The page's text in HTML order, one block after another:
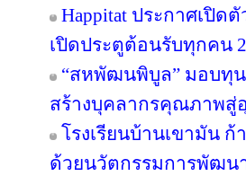
Happitat ประกาศเปิ
เปิดประตูต้อนรับทุกคน
“สหพัฒนพิบูล” มอบทุ
สร้างบุคลากรคุณภาพสู่
โรงเรียนบ้านเขามัน
ด้วยนวัตกรรมการพัฒน